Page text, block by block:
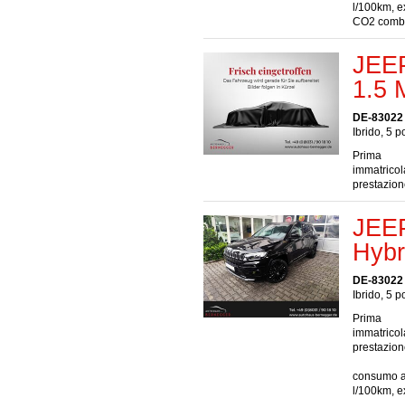
l/100km,
CO2
1.5
DE-
Ibrido, 5
Prima
DE-
Ibrido, 5
Prima
consumo
l/100km,